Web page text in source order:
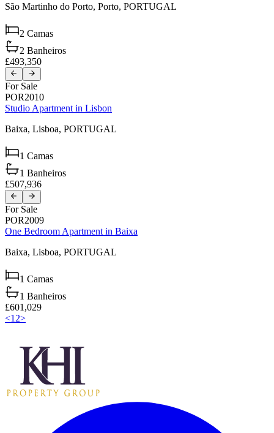
São Martinho do Porto, Porto, PORTUGAL
2 Camas
2 Banheiros
£493,350
For Sale
POR2010
Studio Apartment in Lisbon
Baixa, Lisboa, PORTUGAL
1 Camas
1 Banheiros
£507,936
For Sale
POR2009
One Bedroom Apartment in Baixa
Baixa, Lisboa, PORTUGAL
1 Camas
1 Banheiros
£601,029
<1 2>